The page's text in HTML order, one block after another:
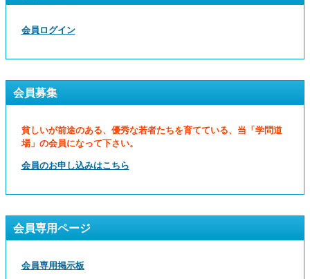
会員ログイン
会員募集
貧しいが前途のある、優秀な若者たちを育てている、当「学問道
場」の会員になって下さい。
会員のお申し込みはこちら
会員専用ページ
会員専用掲示板